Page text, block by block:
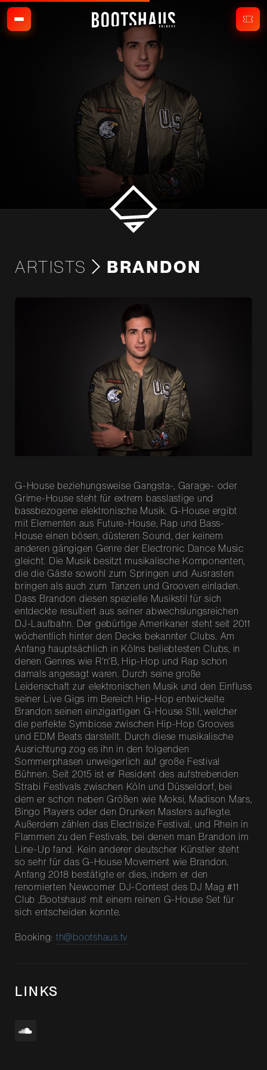
ARTISTS BRANDON
G-House beziehungsweise Gangsta-, Garage- oder
Grime-House steht für extrem basslastige und
bassbezogene elektronische Musik. G-House ergibt
mit Elementen aus Future-House, Rap und Bass-
House einen bösen, düsteren Sound, der keinem
anderen gängigen Genre der Electronic Dance Music
gleicht. Die Musik besitzt musikalische Komponenten,
die die Gäste sowohl zum Springen und Ausrasten
bringen als auch zum Tanzen und Grooven einladen.
Dass Brandon diesen spezielle Musikstil für sich
entdeckte resultiert aus seiner abwechslungsreichen
DJ-Laufbahn. Der gebürtige Amerikaner steht seit 2011
wöchentlich hinter den Decks bekannter Clubs. Am
Anfang hauptsächlich in Kölns beliebtesten Clubs, in
denen Genres wie R‘n‘B, Hip-Hop und Rap schon
damals angesagt waren. Durch seine große
Leidenschaft zur elektronischen Musik und den Einfluss
seiner Live Gigs im Bereich Hip-Hop entwickelte
Brandon seinen einzigartigen G-House Stil, welcher
die perfekte Symbiose zwischen Hip-Hop Grooves
und EDM Beats darstellt. Durch diese musikalische
Ausrichtung zog es ihn in den folgenden
Sommerphasen unweigerlich auf große Festival
Bühnen. Seit 2015 ist er Resident des aufstrebenden
Strabi Festivals zwischen Köln und Düsseldorf, bei
dem er schon neben Größen wie Moksi, Madison Mars,
Bingo Players oder den Drunken Masters auflegte.
Außerdem zählen das Electrisize Festival, und Rhein in
Flammen zu den Festivals, bei denen man Brandon im
Line-Up fand. Kein anderer deutscher Künstler steht
so sehr für das G-House Movement wie Brandon.
Anfang 2018 bestätigte er dies, indem er den
renomierten Newcomer DJ-Contest des DJ Mag #11
Club ‚Bootshaus‘ mit einem reinen G-House Set für
sich entscheiden konnte.
Booking: th@bootshaus.tv
LINKS